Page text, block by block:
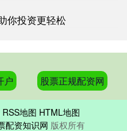
平台允许投资者借入资金炒股
你投资更轻松
户 股票正规配资网
RSS地图 HTML地图
配资知识网 版权所有